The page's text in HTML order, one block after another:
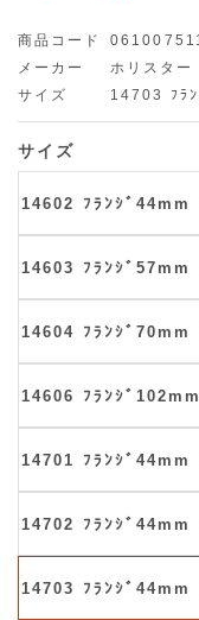
商品コード
メーカー
ホリスター
サイズ
14703 ﾌﾗ
サイズ
14602 ﾌﾗﾝｼﾞ44mm
14603 ﾌﾗﾝｼﾞ57mm
14604 ﾌﾗﾝｼﾞ70mm
14606 ﾌﾗﾝｼﾞ
14701 ﾌﾗﾝｼﾞ44mm
14702 ﾌﾗﾝｼﾞ44mm
14703 ﾌﾗﾝｼﾞ44mm